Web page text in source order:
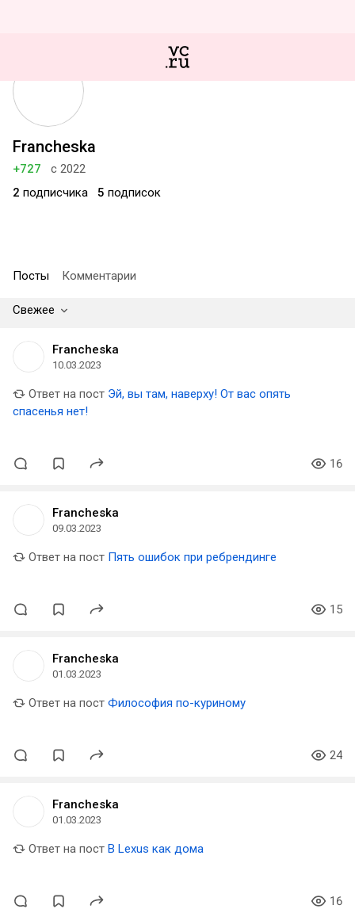
Francheska
+727
с 2022
2 подписчика 5 подписок
Посты Комментарии
Свежее
Francheska
10.03.2023
Ответ на пост Эй, вы там, наверху! От вас опять
спасенья нет!
16
Francheska
09.03.2023
Ответ на пост Пять ошибок при ребрендинге
15
Francheska
01.03.2023
Ответ на пост Философия по-куриному
24
Francheska
01.03.2023
Ответ на пост В Lexus как дома
16